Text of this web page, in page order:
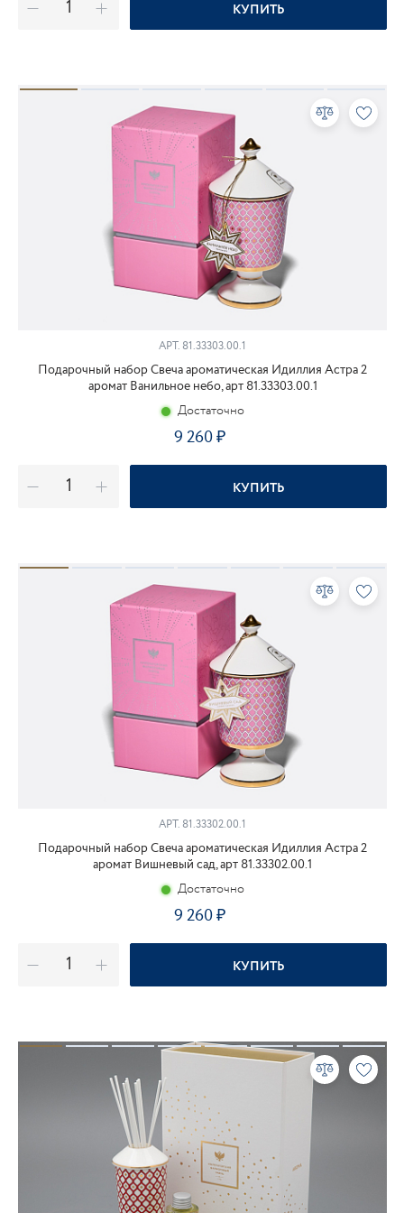
КУПИТЬ
АРТ. 81.33303.00.1
Подарочный набор Свеча ароматическая Идиллия Астра 2
аромат Ванильное небо, арт 81.33303.00.1
Достаточно
9 260
КУПИТЬ
АРТ. 81.33302.00.1
Подарочный набор Свеча ароматическая Идиллия Астра 2
аромат Вишневый сад, арт 81.33302.00.1
Достаточно
9 260
КУПИТЬ